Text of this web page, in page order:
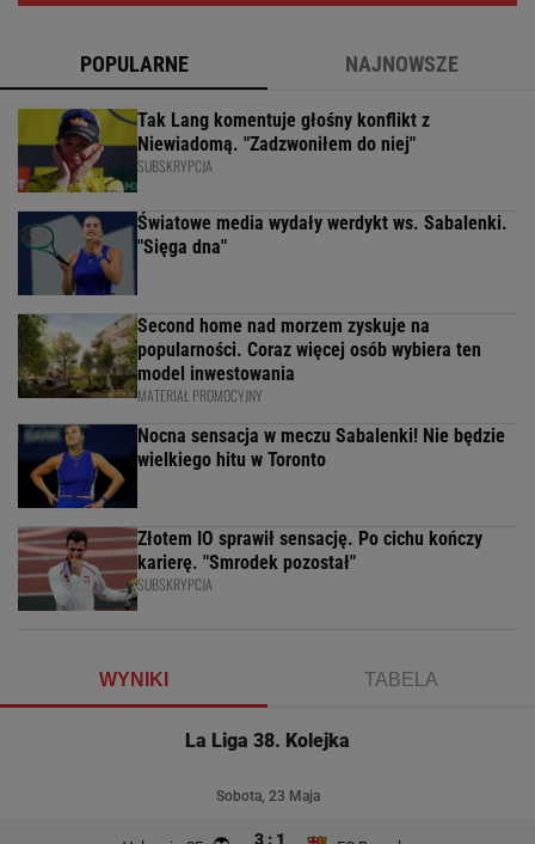
POPULARNE NAJNOWSZE
Tak Lang komentuje głośny konflikt z
Niewiadomą. "Zadzwoniłem do niej"
SUBSKRYPCJA
Światowe media wydały werdykt ws. Sabalenki.
"Sięga dna"
Second home nad morzem zyskuje na
popularności. Coraz więcej osób wybiera ten
model inwestowania
MATERIAŁ PROMOCYJNY
Nocna sensacja w meczu Sabalenki! Nie będzie
wielkiego hitu w Toronto
Złotem IO sprawił sensację. Po cichu kończy
karierę. "Smrodek pozostał"
SUBSKRYPCJA
WYNIKI TABELA
La Liga 38. Kolejka
Sobota, 23 Maja
3 : 1